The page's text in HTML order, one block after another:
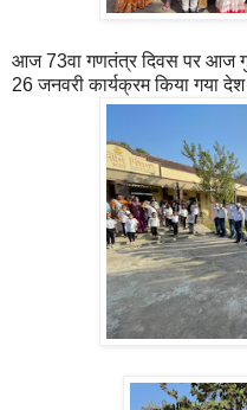
आज 73वा गणतंत्र दिवस पर आज
26 जनवरी कार्यक्रम किया गया